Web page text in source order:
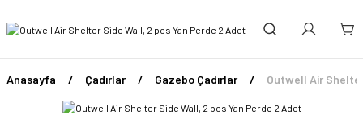
Anasayfa Çadırlar Gazebo Çadırlar Outwell Air